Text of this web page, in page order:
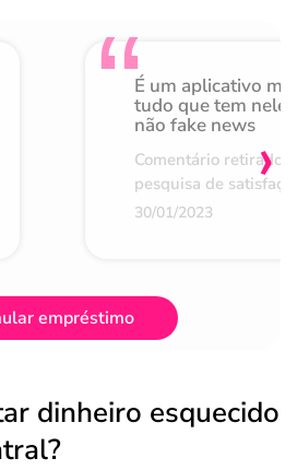
É um aplicativo
tudo que tem nele
não fake news
Comentário retirado
pesquisa de
30/01/2023
›
empréstimo
dinheiro esquecido